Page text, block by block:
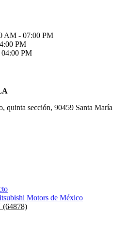
AM - 07:00 PM
PM
PM
quinta sección, 90459 Santa María
Motors de México
(64878)